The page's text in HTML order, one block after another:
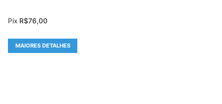
Pix R$76,00
MAIORES DETALHES